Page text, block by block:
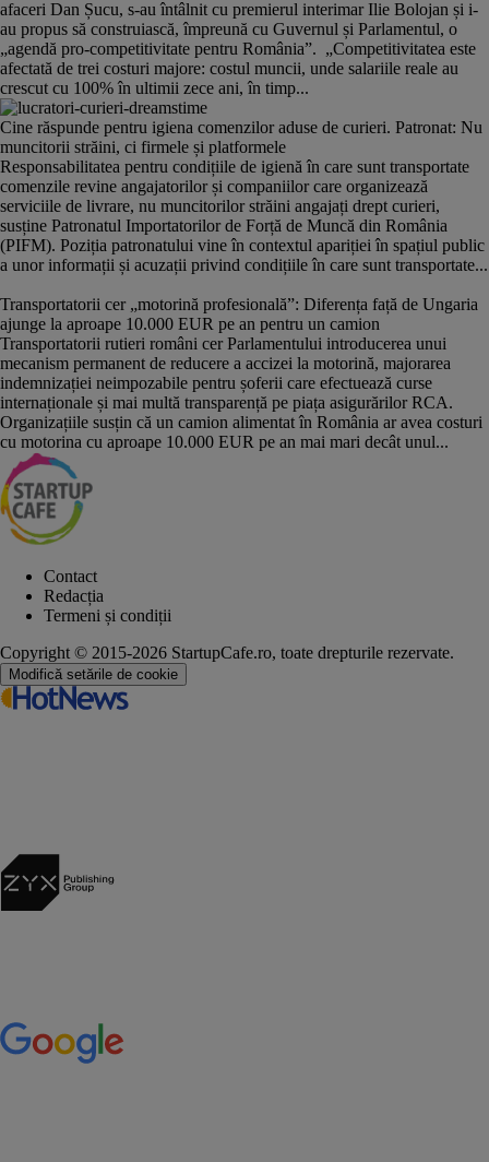
afaceri Dan Șucu, s-au întâlnit cu premierul interimar Ilie Bolojan și i-
au propus să construiască, împreună cu Guvernul și Parlamentul, o
„agendă pro-competitivitate pentru România”. „Competitivitatea este
afectată de trei costuri majore: costul muncii, unde salariile reale au
crescut cu 100% în ultimii zece ani, în timp...
Cine răspunde pentru igiena comenzilor aduse de curieri. Patronat: Nu
muncitorii străini, ci firmele și platformele
Responsabilitatea pentru condițiile de igienă în care sunt transportate
comenzile revine angajatorilor și companiilor care organizează
serviciile de livrare, nu muncitorilor străini angajați drept curieri,
susține Patronatul Importatorilor de Forță de Muncă din România
(PIFM). Poziția patronatului vine în contextul apariției în spațiul public
a unor informații și acuzații privind condițiile în care sunt transportate...
Transportatorii cer „motorină profesională”: Diferența față de Ungaria
ajunge la aproape 10.000 EUR pe an pentru un camion
Transportatorii rutieri români cer Parlamentului introducerea unui
mecanism permanent de reducere a accizei la motorină, majorarea
indemnizației neimpozabile pentru șoferii care efectuează curse
internaționale și mai multă transparență pe piața asigurărilor RCA.
Organizațiile susțin că un camion alimentat în România ar avea costuri
cu motorina cu aproape 10.000 EUR pe an mai mari decât unul...
Contact
Redacția
Termeni și condiții
Copyright © 2015-2026 StartupCafe.ro, toate drepturile rezervate.
Modifică setările de cookie